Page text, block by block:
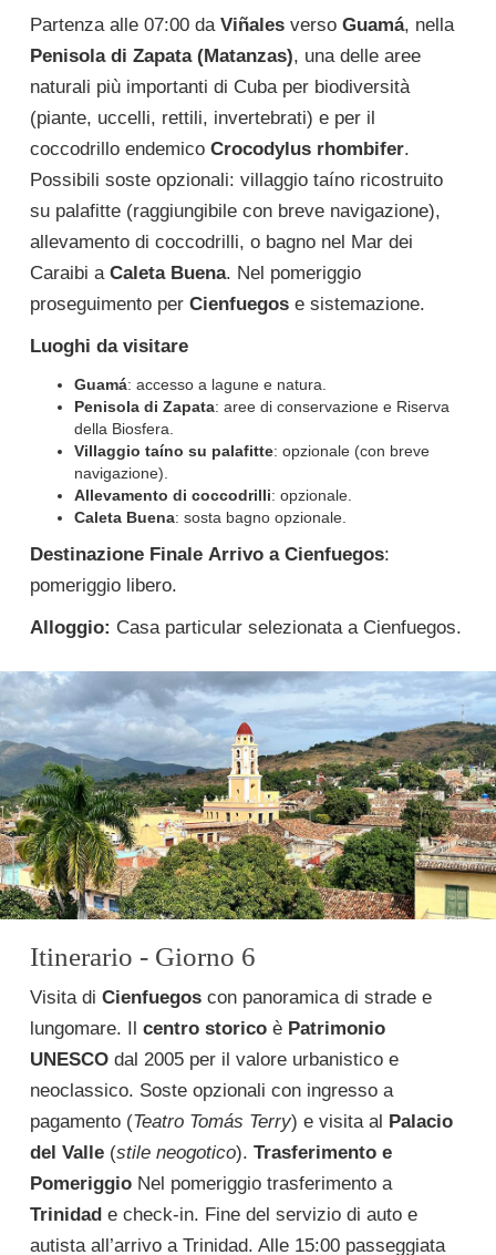
Partenza alle 07:00 da Viñales verso Guamá, nella
Penisola di Zapata (Matanzas), una delle aree
naturali più importanti di Cuba per biodiversità
(piante, uccelli, rettili, invertebrati) e per il
coccodrillo endemico Crocodylus rhombifer.
Possibili soste opzionali: villaggio taíno ricostruito
su palafitte (raggiungibile con breve navigazione),
allevamento di coccodrilli, o bagno nel Mar dei
Caraibi a Caleta Buena. Nel pomeriggio
proseguimento per Cienfuegos e sistemazione.
Luoghi da visitare
Guamá: accesso a lagune e natura.
Penisola di Zapata: aree di conservazione e Riserva
della Biosfera.
Villaggio taíno su palafitte: opzionale (con breve
navigazione).
Allevamento di coccodrilli: opzionale.
Caleta Buena: sosta bagno opzionale.
Destinazione Finale Arrivo a Cienfuegos:
pomeriggio libero.
Alloggio: Casa particular selezionata a Cienfuegos.
Itinerario - Giorno 6
Visita di Cienfuegos con panoramica di strade e
lungomare. Il centro storico è Patrimonio
UNESCO dal 2005 per il valore urbanistico e
neoclassico. Soste opzionali con ingresso a
pagamento (Teatro Tomás Terry) e visita al Palacio
del Valle (stile neogotico). Trasferimento e
Pomeriggio Nel pomeriggio trasferimento a
Trinidad e check-in. Fine del servizio di auto e
autista all’arrivo a Trinidad. Alle 15:00 passeggiata